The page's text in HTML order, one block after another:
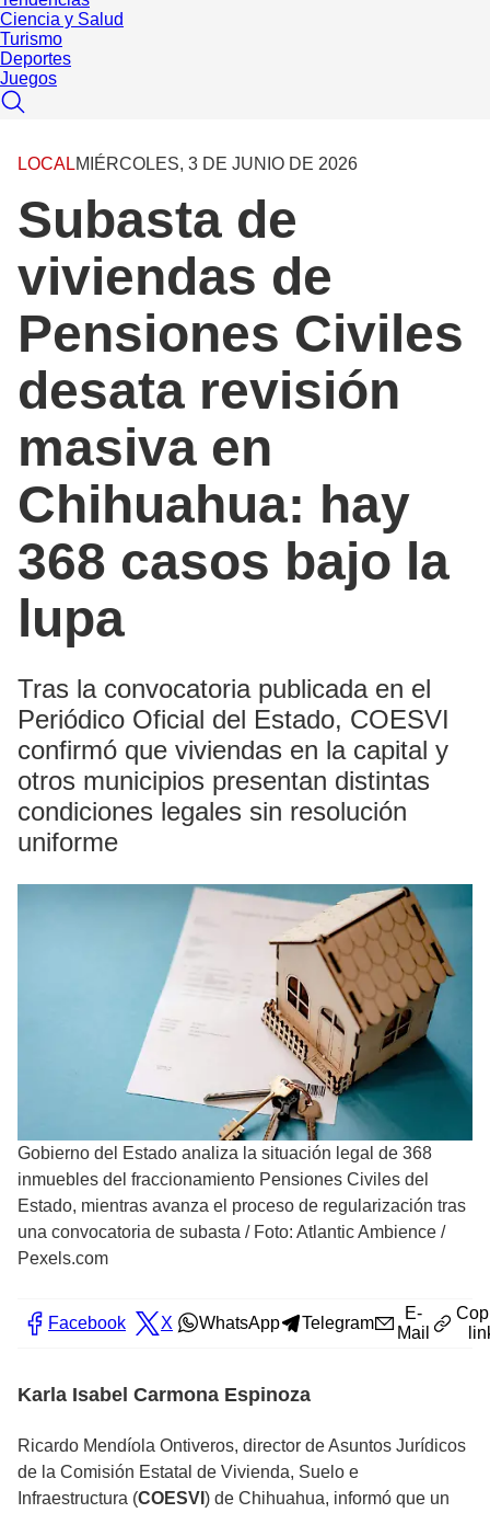
Ciencia y Salud
Turismo
Deportes
Juegos
LOCALMIÉRCOLES, 3 DE JUNIO DE 2026
Subasta de
viviendas de
Pensiones Civiles
desata revisión
masiva en
Chihuahua: hay
368 casos bajo la
lupa
Tras la convocatoria publicada en el
Periódico Oficial del Estado, COESVI
confirmó que viviendas en la capital y
otros municipios presentan distintas
condiciones legales sin resolución
uniforme
Gobierno del Estado analiza la situación legal de 368
inmuebles del fraccionamiento Pensiones Civiles del
Estado, mientras avanza el proceso de regularización tras
una convocatoria de subasta / Foto: Atlantic Ambience /
Pexels.com
Facebook X WhatsApp Telegram
E-
Mail
Karla Isabel Carmona Espinoza
Ricardo Mendíola Ontiveros, director de Asuntos Jurídicos
de la Comisión Estatal de Vivienda, Suelo e
Infraestructura (COESVI ) de Chihuahua, informó que un